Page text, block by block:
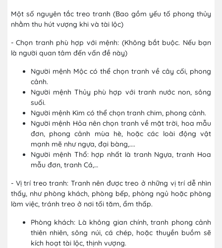
Một số nguyên tắc treo tranh (Bao gồm yếu tố phong thủy
nhằm thu hút vượng khi và tài lộc)
- Chọn tranh phù hợp với mệnh: (Không bắt buộc. Nếu bạn
là người quan tâm đến vấn đề này)
Người mệnh Mộc có thể chọn tranh về cây cối, phong
cảnh.
Người mệnh Thủy phù hợp với tranh nước non, sông
suối.
Người mệnh Kim có thể chọn tranh chim, phong cảnh.
Người mệnh Hỏa nên chọn tranh về mặt trời, hoa mẫu
đơn, phong cảnh mùa hè, hoặc các loài động vật
mạnh mẽ như ngựa, đại bàng,....
Người mệnh Thổ: hợp nhất là tranh Ngựa, tranh Hoa
mẫu đơn, tranh Cá,…
- Vị trí treo tranh: Tranh nên được treo ở những vị trí dễ nhìn
thấy, như phòng khách, phòng bếp, phòng ngủ hoặc phòng
làm việc, tránh treo ở nơi tối tăm, ẩm thấp.
Phòng khách: Là không gian chính, tranh phong cảnh
thiên nhiên, sông núi, cá chép, hoặc thuyền buồm sẽ
kích hoạt tài lộc, thịnh vượng.